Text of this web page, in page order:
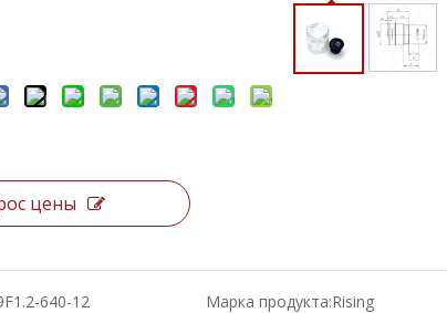
цены
640-12 Марка продукта:Rising